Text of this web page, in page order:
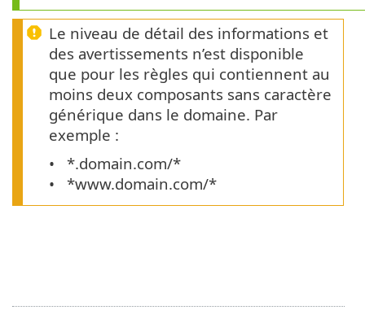
Le niveau de détail des informations et
des avertissements n’est disponible
que pour les règles qui contiennent au
moins deux composants sans caractère
générique dans le domaine. Par
exemple :
*.domain.com/*
*www.domain.com/*